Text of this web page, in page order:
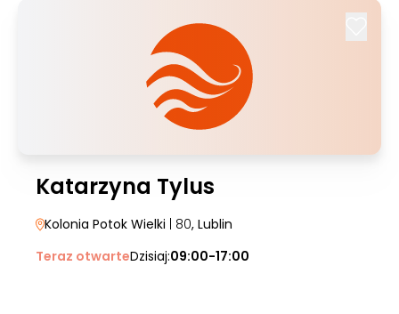
Katarzyna Tylus
Kolonia Potok Wielki | 80, Lublin
Teraz otwarteDzisiaj:09:00-17:00